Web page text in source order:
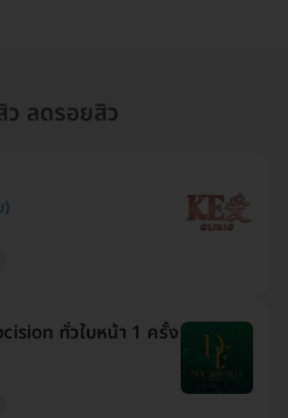
ลดรอยสิว
ทั่วใบหน้า 1 ครั้ง